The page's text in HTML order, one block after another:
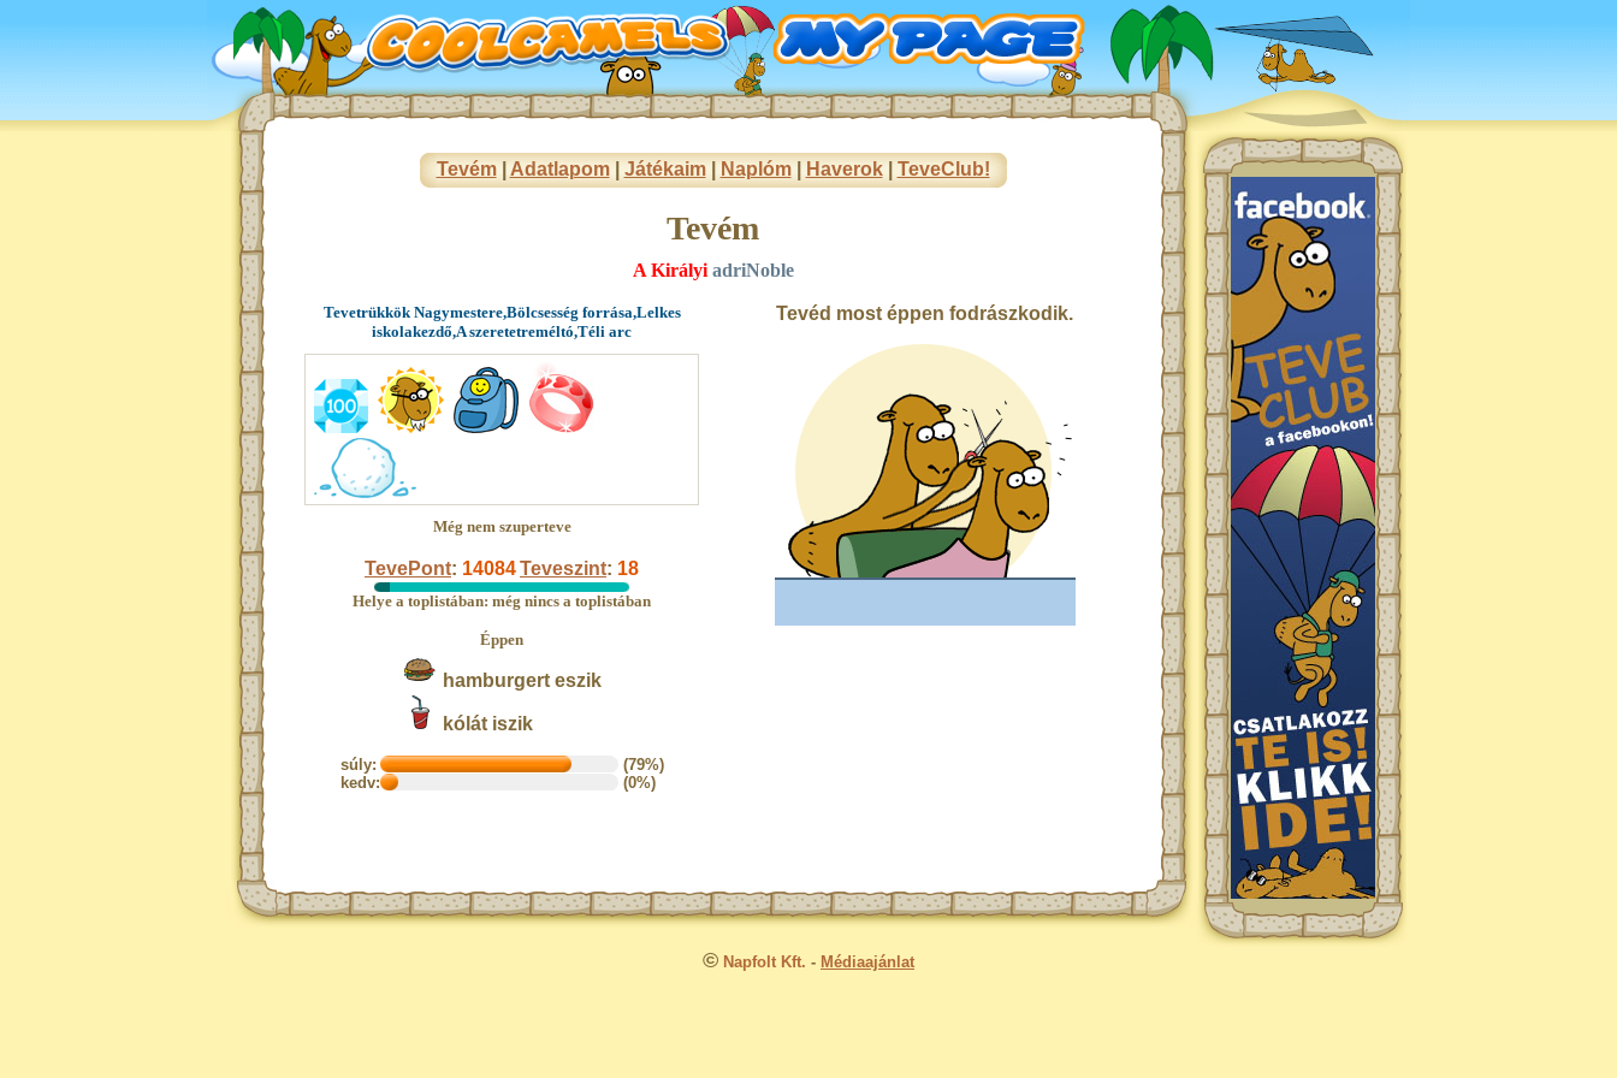
Tevém| Adatlapom| Játékaim| Naplóm| Haverok| TeveClub!
Tevém
A KirályiadriNoble
Tevetrükkök Nagymestere,Bölcsesség forrása,Lelkes
iskolakezdő,A szeretetreméltó,Téli arc
Még nem szuperteve
TevePont: 14084Teveszint: 18
Helye a toplistában: még nincs a toplistában
Éppen
hamburgert eszik
kólát iszik
súly:
(79%)
kedv:
(0%)
Tevéd most éppen fodrászkodik.
© Napfolt Kft. - Médiaajánlat